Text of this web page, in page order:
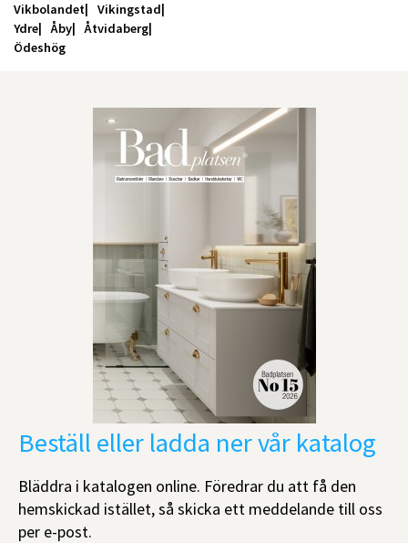
Vikbolandet
Vikingstad
Ydre
Åby
Åtvidaberg
Ödeshög
Beställ eller ladda ner vår katalog
Bläddra i katalogen online. Föredrar du att få den
hemskickad istället, så skicka ett meddelande till oss
per e-post.